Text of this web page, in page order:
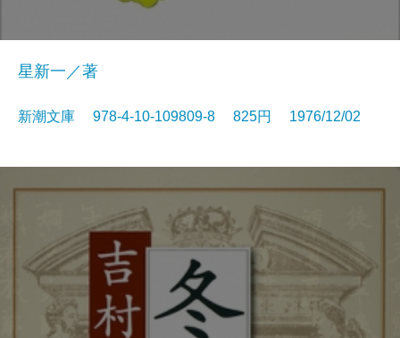
星新一／著
新潮文庫 978-4-10-109809-8 825円 1976/12/02